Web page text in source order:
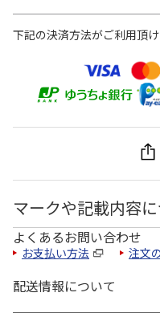
下記の決済方法がご利用頂け
マークや記載内容
よくあるお問い合わせ
お支払い方法 注文
配送情報について